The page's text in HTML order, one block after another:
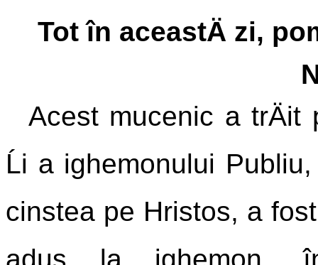
Tot în aceastÄ zi,
Acest mucenic a trÄit
Ĺi a ighemonului
cinstea pe Hristos, a
adus la ighemon,